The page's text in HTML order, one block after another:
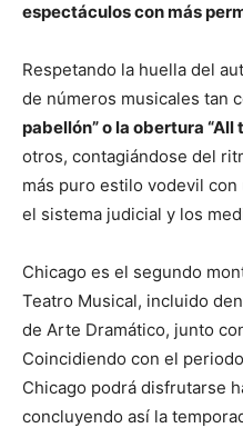
espectáculos con más
Respetando la huella del
de números musicales tan
pabellón” o la obertura “All
otros, contagiándose del
más puro estilo vodevil
el sistema judicial y los
Chicago es el segundo
Teatro Musical, incluido
de Arte Dramático, junto
Coincidiendo con el
Chicago podrá disfrutarse
concluyendo así la